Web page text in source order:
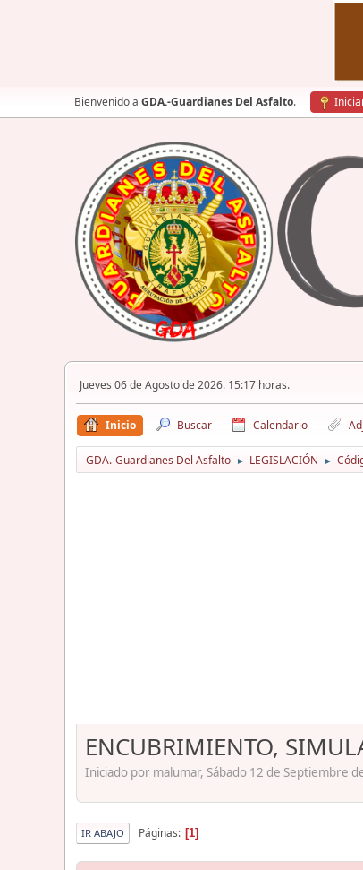
Bienvenido a GDA.-Guardianes Del Asfalto.
Jueves 06 de Agosto de 2026. 15:17 horas.
Inicio Buscar Calendario
GDA.-Guardianes Del Asfalto ► LEGISLACIÓN ►
ENCUBRIMIENTO,
Iniciado por malumar, Sábado 12 de Septiembre
IR ABAJO Páginas 1